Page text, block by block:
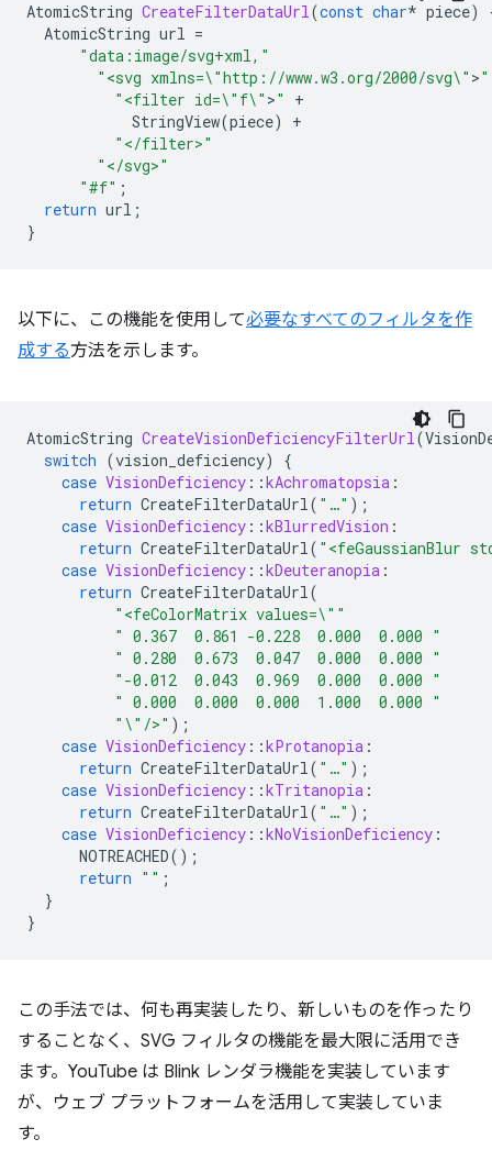
AtomicString CreateFilterDataUrl(const char* piece)
AtomicString url =
"data:image/svg+xml,"
"<svg xmlns=\"http://www.w3.org/2000/svg\" >"
"<filter id=\" f\" >"
+
StringView(piece)
+
"</filter>"
"</svg>"
"#f" ;
return url ;
}
以下に、この機能を使用して必要なすべてのフィルタを作
成する方法を示します。
AtomicString CreateVisionDeficiencyFilterUrl(
switch (vision_deficiency)
{
case VisionDeficiency ::kAchromatopsia :
return CreateFilterDataUrl( "…" );
case VisionDeficiency ::kBlurredVision :
return CreateFilterDataUrl( "<feGaussianBlur
case VisionDeficiency ::kDeuteranopia :
return CreateFilterDataUrl(
"<feColorMatrix values=\" "
" 0.367  0.861 -0.228  0.000  0.000 "
" 0.280  0.673  0.047  0.000  0.000 "
"-0.012  0.043  0.969  0.000  0.000 "
" 0.000  0.000  0.000  1.000  0.000 "
" \" />" );
case VisionDeficiency ::kProtanopia :
return CreateFilterDataUrl( "…" );
case VisionDeficiency ::kTritanopia :
return CreateFilterDataUrl( "…" );
case VisionDeficiency ::kNoVisionDeficiency :
NOTREACHED();
return "" ;
}
}
この手法では、何も再実装したり、新しいものを作ったり
することなく、SVG フィルタの機能を最大限に活用でき
ます。YouTube は Blink レンダラ機能を実装しています
が、ウェブ プラットフォームを活用して実装していま
す。